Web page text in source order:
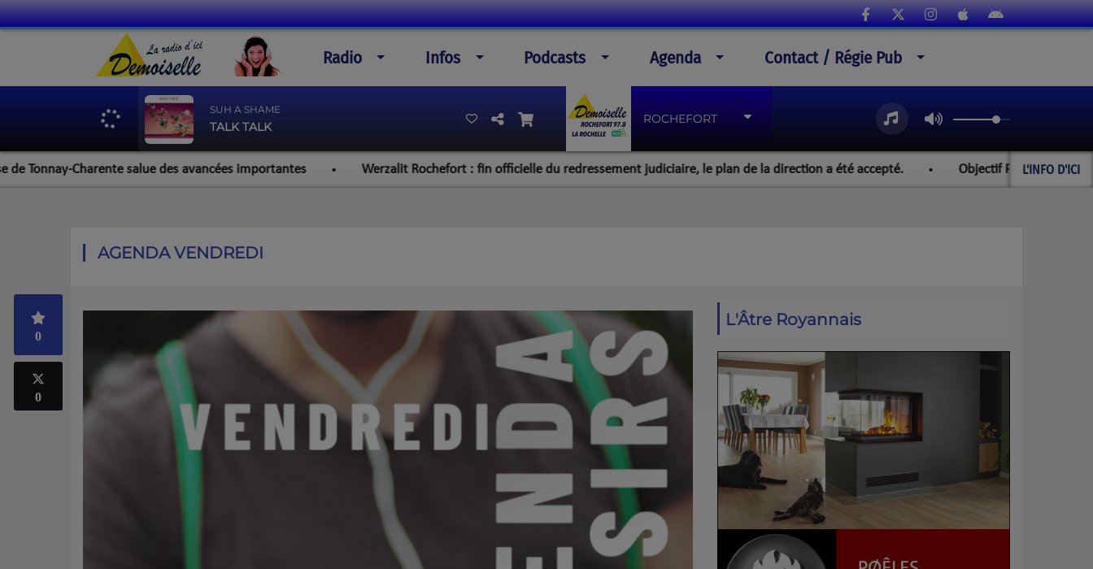
Radio Infos Podcasts Agenda Contact / Régie Pub
SUH A SHAME
TALK TALK
ROCHEFORT
L'INFO D'ICI
Charente salue des avancées importantes Werzalit Rochefort : fin officielle du redressement judiciaire, le plan de la direction a été accepté. Objectif Paraguay et les
AGENDA VENDREDI
0
0
L'Âtre Royannais